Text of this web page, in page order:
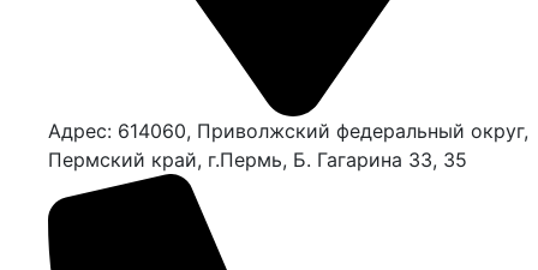
Адрес: 614060, Приволжский федеральный округ,
Пермский край, г.Пермь, Б. Гагарина 33, 35